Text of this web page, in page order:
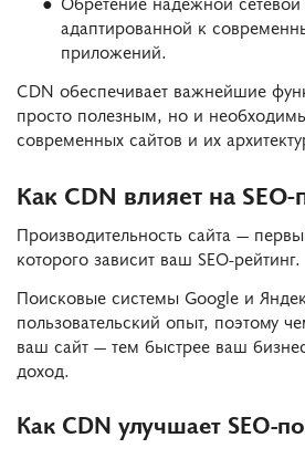
адаптированной к
приложений.
CDN обеспечивает важнейшие
просто полезным, но и
современных сайтов и их
Как CDN влияет на
Производительность сайта —
которого зависит ваш SEO-рейтинг.
Поисковые системы Google и
пользовательский опыт, поэтому
ваш сайт — тем быстрее ваш
доход.
Как CDN улучшает SEO-